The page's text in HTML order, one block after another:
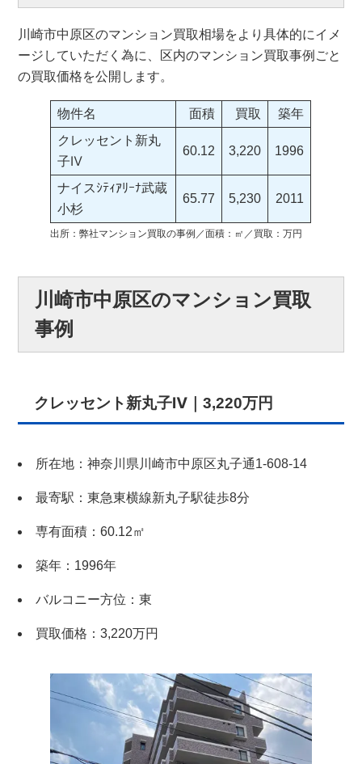
川崎市中原区のマンション買取相場をより具体的にイメ
ージしていただく為に、区内のマンション買取事例ごと
の買取価格を公開します。
物件名 面積 買取
築年
クレッセント新丸
子Ⅳ
60.12 3,220 1996
ナイスｼﾃｨｱﾘｰﾅ武蔵
小杉
65.77 5,230 2011
出所：弊社マンション買取の事例／面積：㎡／買取：万円
川崎市中原区のマンション買取
事例
クレッセント新丸子Ⅳ｜3,220万円
所在地：神奈川県川崎市中原区丸子通1-608-14
最寄駅：東急東横線新丸子駅徒歩8分
専有面積：60.12㎡
築年：1996年
バルコニー方位：東
買取価格：3,220万円